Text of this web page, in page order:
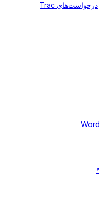
درخواست‌های Trac